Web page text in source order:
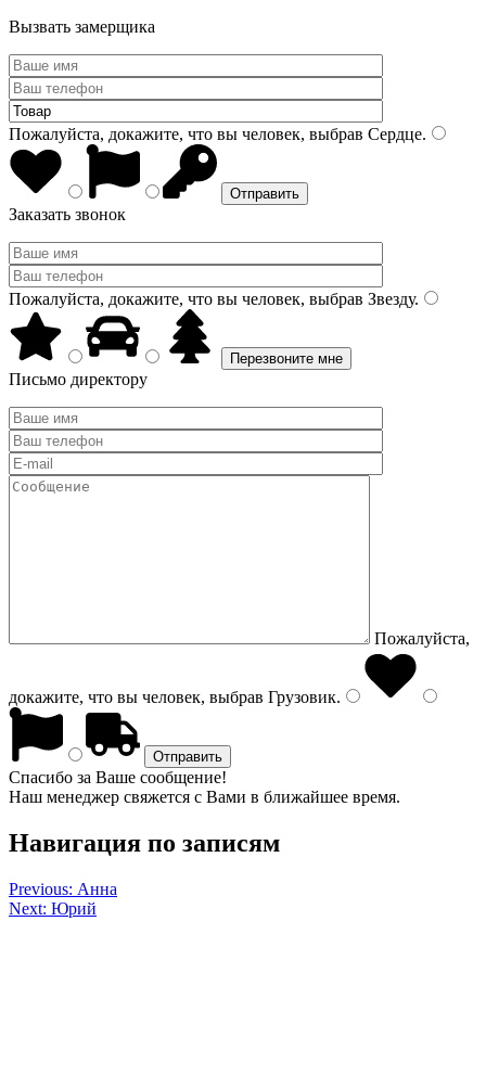
Вызвать замерщика
Пожалуйста, докажите, что вы человек, выбрав Сердце.
Заказать звонок
Пожалуйста, докажите, что вы человек, выбрав Звезду.
Письмо директору
Пожалуйста,
докажите, что вы человек, выбрав Грузовик.
Спасибо за Ваше сообщение!
Наш менеджер свяжется с Вами в ближайшее время.
Навигация по записям
Previous: Анна
Next: Юрий